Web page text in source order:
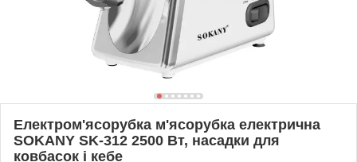
Електром'ясорубка м'ясорубка електрична
SOKANY SK-312 2500 Вт, насадки для
ковбасок і кебе